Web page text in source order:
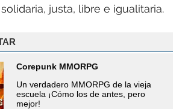
justa, libre e igualitaria.
Corepunk MMORPG
Un verdadero MMORPG de la vieja
escuela ¡Cómo los de antes, pero
mejor!